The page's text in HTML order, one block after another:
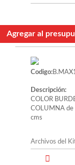
Agregar al
Codigo:
Descripción:
COLOR
COLUMNA de
cms
Archivos del